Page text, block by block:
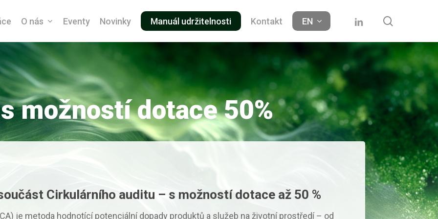
O nás Eventy Novinky Manuál udržitelnosti Kontakt EN linkedin
možností dotace 50%
Cirkulárního auditu – s možností dotace až 50 %
je metoda hodnotící potenciální dopady produktů a služeb na životní prostředí – od